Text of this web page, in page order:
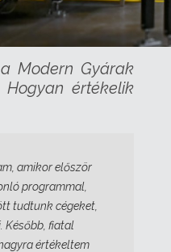
Modern Gyárak
Hogyan értékelik
amikor először
programmal,
tudtunk cégeket,
Később, fiatal
értékeltem